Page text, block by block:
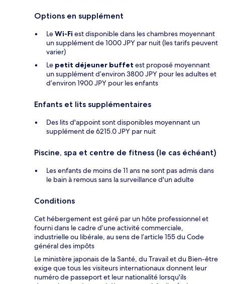
Options en supplément
LeWi-Fi est disponible dans les chambres moyennant
un supplément de 1000 JPY par nuit (les tarifs peuvent
varier)
Le petit déjeuner buffet est proposé moyennant
un supplément d’environ 3800 JPY pour les adultes et
d’environ 1900 JPY pour les enfants
Enfants et lits supplémentaires
Des lits d'appoint sont disponibles moyennant un
supplément de 6215.0 JPY par nuit
Piscine, spa et centre de fitness (le cas échéant)
Les enfants de moins de 11 ans ne sont pas admis dans
le bain à remous sans la surveillance d'un adulte
Conditions
Cet hébergement est géré par un hôte professionnel et
fourni dans le cadre d’une activité commerciale,
industrielle ou libérale, au sens de l’article 155 du Code
général des impôts
Le ministère japonais de la Santé, du Travail et du Bien-être
exige que tous les visiteurs internationaux donnent leur
numéro de passeport et leur nationalité lorsqu'ils